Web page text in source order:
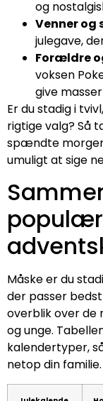
og
Venner og
julegave,
Forældre
voksen
give
Er du stadig i
rigtige valg? Så
spændte
umuligt at sige
Måske er du
der passer
overblik over
og unge.
kalendertyper,
netop din familie.